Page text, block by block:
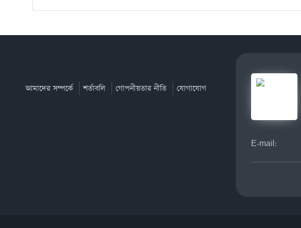
আমাদের সম্পর্কে শর্তাবলি গোপনীয়তার নীতি যোগাযোগ
E-mail: